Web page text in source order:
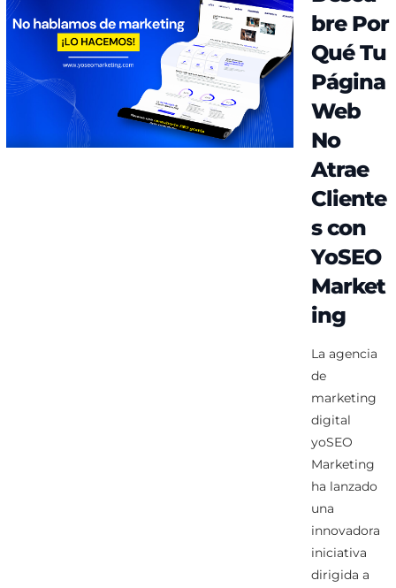
bre Por
Qué Tu
Página
Web
No
Atrae
Cliente
s con
YoSEO
Market
ing
La agencia
de
marketing
digital
yoSEO
Marketing
ha lanzado
una
innovadora
iniciativa
dirigida a